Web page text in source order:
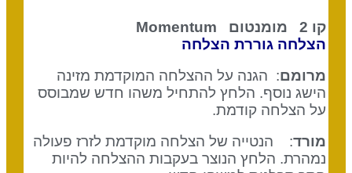
קו 2 מומנטום
Momentum
הצלחה גוררת הצלחה
מרומם: הגנה על ההצלחה המוקדמת מזינה
הישג נוסף. הלחץ להתחיל משהו חדש שמבוסס
על הצלחה קודמת.
מורד: הנטייה של הצלחה מוקדמת לזרז פעולה
נמהרת. הלחץ הנוצר בעקבות ההצלחה להיות